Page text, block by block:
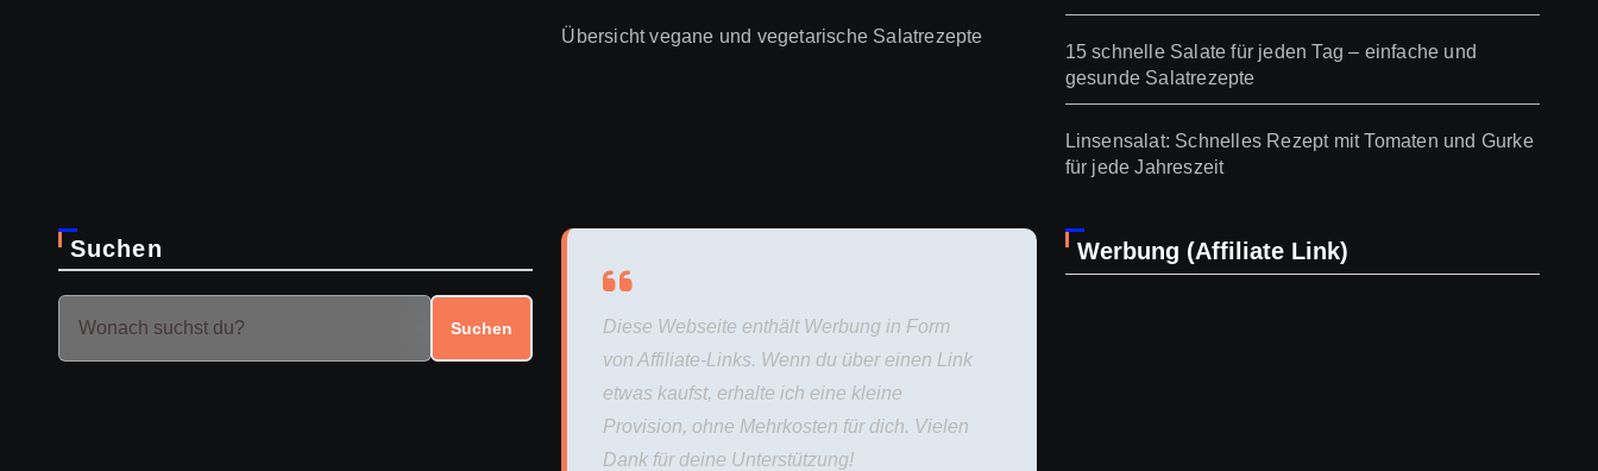
Übersicht vegane und vegetarische Salatrezepte
15 schnelle Salate für jeden Tag – einfache und
gesunde Salatrezepte
Linsensalat: Schnelles Rezept mit Tomaten und Gurke
für jede Jahreszeit
Suchen
Suchen
Diese Webseite enthält Werbung in Form
von Affiliate-Links. Wenn du über einen Link
etwas kaufst, erhalte ich eine kleine
Provision, ohne Mehrkosten für dich. Vielen
Dank für deine Unterstützung!
Werbung (Affiliate Link)